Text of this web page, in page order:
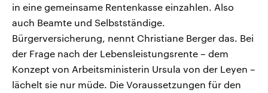
in eine gemeinsame Rentenkasse einzahlen. Also
auch Beamte und Selbstständige.
Bürgerversicherung, nennt Christiane Berger das. Bei
der Frage nach der Lebensleistungsrente – dem
Konzept von Arbeitsministerin Ursula von der Leyen –
lächelt sie nur müde. Die Voraussetzungen für den